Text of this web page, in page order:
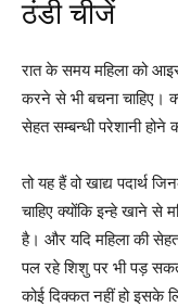
ठंडी चीजें
रात के समय महिला को
करने से भी बचना चाहिए।
सेहत सम्बन्धी परेशानी होने
तो यह हैं वो खाद्य पदार्थ
चाहिए क्योंकि इन्हे खाने से
है। और यदि महिला की
पल रहे शिशु पर भी पड़
कोई दिक्कत नहीं हो इसके